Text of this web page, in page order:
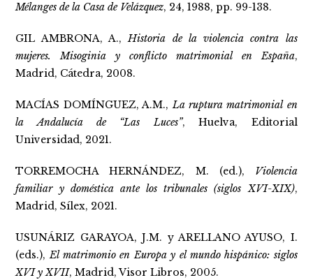
Mélanges de la Casa de Velázquez, 24, 1988, pp. 99-138.
GIL AMBRONA, A.,Historia de la violencia contra las
mujeres. Misoginia y conflicto matrimonial en España,
Madrid, Cátedra, 2008.
MACÍAS DOMÍNGUEZ, A.M.,La ruptura matrimonial en
la Andalucía de “Las Luces”, Huelva, Editorial
Universidad, 2021.
TORREMOCHA HERNÁNDEZ, M. (ed.), Violencia
familiar y doméstica ante los tribunales (siglos XVI-XIX),
Madrid, Sílex, 2021.
USUNÁRIZ GARAYOA, J.M. y ARELLANO AYUSO, I.
(eds.),El matrimonio en Europa y el mundo hispánico: siglos
XVI y XVII, Madrid, Visor Libros, 2005.